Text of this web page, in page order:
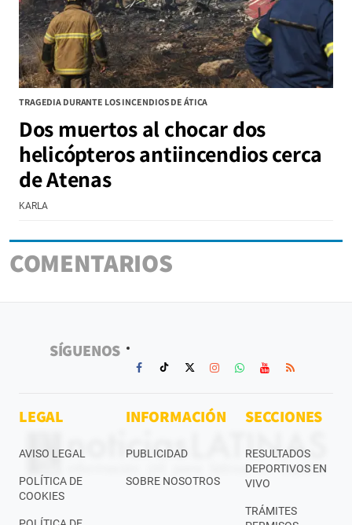
TRAGEDIA DURANTE LOS INCENDIOS DE ÁTICA
Dos muertos al chocar dos
helicópteros antiincendios cerca
de Atenas
KARLA
COMENTARIOS
SÍGUENOS
LEGAL
AVISO LEGAL
POLÍTICA DE
COOKIES
INFORMACIÓN
PUBLICIDAD
SOBRE NOSOTROS
SECCIONES
RESULTADOS
DEPORTIVOS EN
VIVO
TRÁMITES